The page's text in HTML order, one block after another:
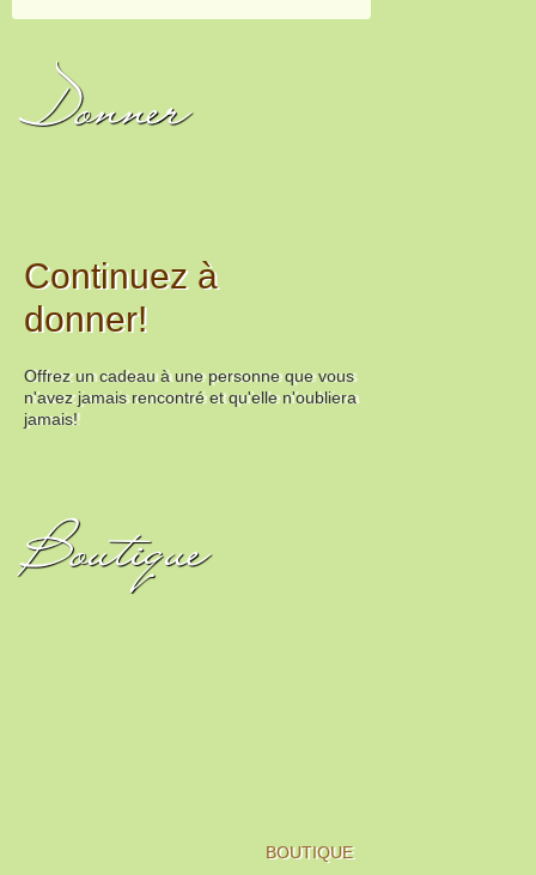
Donner
Continuez à
donner!
Offrez un cadeau à une personne que vous
n'avez jamais rencontré et qu'elle n'oubliera
jamais!
Boutique
BOUTIQUE